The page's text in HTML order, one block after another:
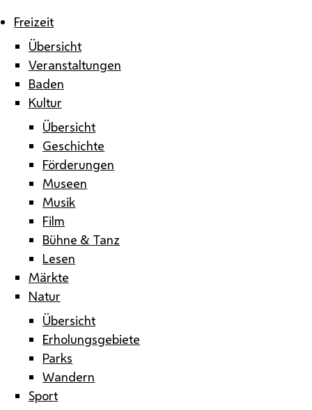
Freizeit
Übersicht
Veranstaltungen
Baden
Kultur
Übersicht
Geschichte
Förderungen
Museen
Musik
Film
Bühne & Tanz
Lesen
Märkte
Natur
Übersicht
Erholungsgebiete
Parks
Wandern
Sport